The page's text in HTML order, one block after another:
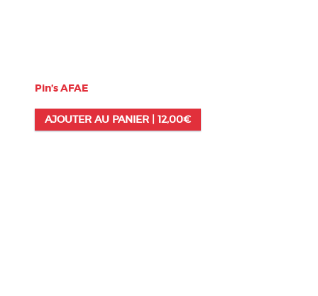
Pin’s AFAE
AJOUTER AU PANIER | 12,00€